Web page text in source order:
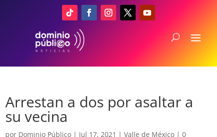
Arrestan a dos por asaltar a
su vecina
por Dominio Público | Jul 17, 2021 |Valle de México |0